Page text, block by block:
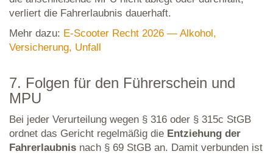
verliert die Fahrerlaubnis dauerhaft.
Mehr dazu: E-Scooter Recht 2026 — Alkohol,
Versicherung, Unfall
7. Folgen für den Führerschein und
MPU
Bei jeder Verurteilung wegen § 316 oder § 315c StGB
ordnet das Gericht regelmäßig die Entziehung der
Fahrerlaubnis nach § 69 StGB an. Damit verbunden ist